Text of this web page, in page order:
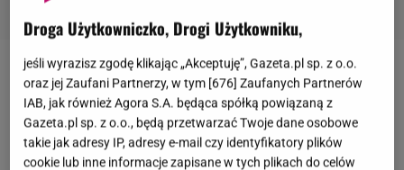
Po odejściu z rodziny królewskiejksiążę Harryi
Meghan Marklezaczęli działać na własną rękę.
Przeprowadzili się do Stanów Zjednoczonych i
ruszyli z głośnymi projektami. Na Netfliksie ukazały
Droga Użytkowniczko, Drogi Użytkowniku,
jeśli wyrazisz zgodę klikając „Akceptuję”, Gazeta.pl sp. z o.o.
oraz jej Zaufani Partnerzy, w tym [676] Zaufanych Partnerów
IAB, jak również Agora S.A. będąca spółką powiązaną z
Gazeta.pl sp. z o.o., będą przetwarzać Twoje dane osobowe
takie jak adresy IP, adresy e-mail czy identyfikatory plików
cookie lub inne informacje zapisane w tych plikach do celów